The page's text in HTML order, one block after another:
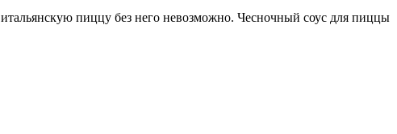
пиццу без него невозможно. Чесночный соус для пиццы